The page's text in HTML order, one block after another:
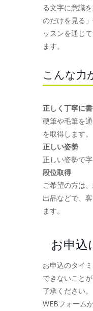
る文字に意識
のだけを見る
ッスンを通じ
ます。
こんな力
正しく丁寧に
硬筆や毛筆を
を取得します。
正しい姿勢
正しい姿勢で
段位取得
ご希望の方は
出品などで、
ます。
お申込
お申込のタイ
できないこと
了承ください。
WEBフォーム